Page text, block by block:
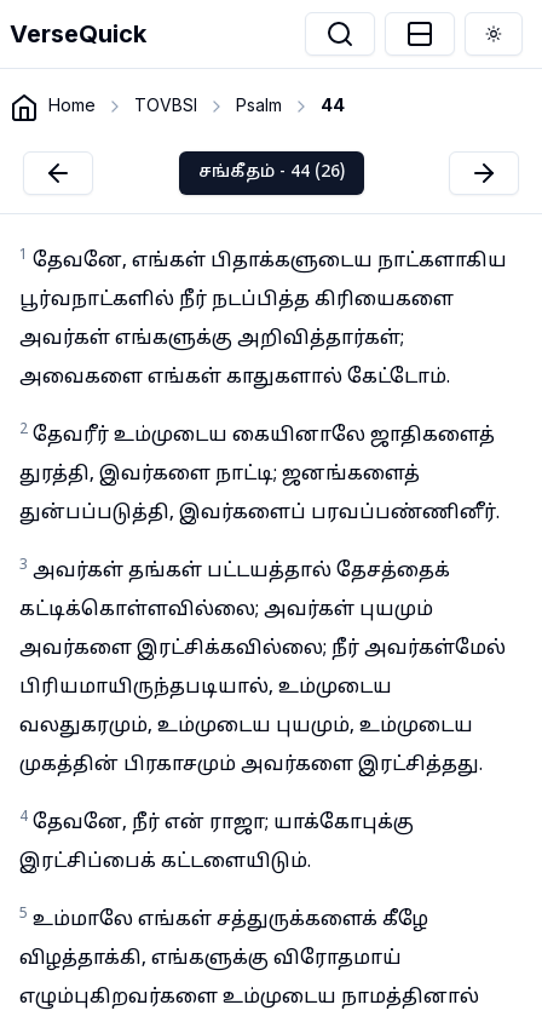
VerseQuick
Home TOVBSI Psalm 44
சங்கீதம் - 44 (26)
1 தேவனே, எங்கள் பிதாக்களுடைய நாட்களாகிய
பூர்வநாட்களில் நீர் நடப்பித்த கிரியைகளை
அவர்கள் எங்களுக்கு அறிவித்தார்கள்;
அவைகளை எங்கள் காதுகளால் கேட்டோம்.
2 தேவரீர் உம்முடைய கையினாலே ஜாதிகளைத்
துரத்தி, இவர்களை நாட்டி; ஜனங்களைத்
துன்பப்படுத்தி, இவர்களைப் பரவப்பண்ணினீர்.
3 அவர்கள் தங்கள் பட்டயத்தால் தேசத்தைக்
கட்டிக்கொள்ளவில்லை; அவர்கள் புயமும்
அவர்களை இரட்சிக்கவில்லை; நீர் அவர்கள்மேல்
பிரியமாயிருந்தபடியால், உம்முடைய
வலதுகரமும், உம்முடைய புயமும், உம்முடைய
முகத்தின் பிரகாசமும் அவர்களை இரட்சித்தது.
4 தேவனே, நீர் என் ராஜா; யாக்கோபுக்கு
இரட்சிப்பைக் கட்டளையிடும்.
5 உம்மாலே எங்கள் சத்துருக்களைக் கீழே
விழத்தாக்கி, எங்களுக்கு விரோதமாய்
எழும்புகிறவர்களை உம்முடைய நாமத்தினால்